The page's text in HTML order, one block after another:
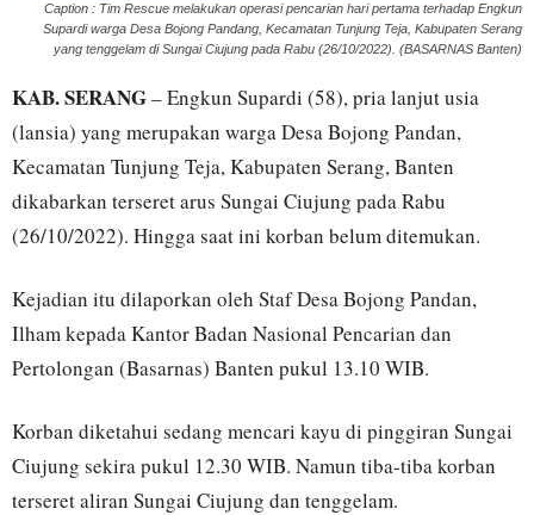
Caption : Tim Rescue melakukan operasi pencarian hari pertama terhadap Engkun
Supardi warga Desa Bojong Pandang, Kecamatan Tunjung Teja, Kabupaten Serang
yang tenggelam di Sungai Ciujung pada Rabu (26/10/2022). (BASARNAS Banten)
KAB. SERANG– Engkun Supardi (58), pria lanjut usia
(lansia) yang merupakan warga Desa Bojong Pandan,
Kecamatan Tunjung Teja, Kabupaten Serang, Banten
dikabarkan terseret arus Sungai Ciujung pada Rabu
(26/10/2022). Hingga saat ini korban belum ditemukan.
Kejadian itu dilaporkan oleh Staf Desa Bojong Pandan,
Ilham kepada Kantor Badan Nasional Pencarian dan
Pertolongan (Basarnas) Banten pukul 13.10 WIB.
Korban diketahui sedang mencari kayu di pinggiran Sungai
Ciujung sekira pukul 12.30 WIB. Namun tiba-tiba korban
terseret aliran Sungai Ciujung dan tenggelam.